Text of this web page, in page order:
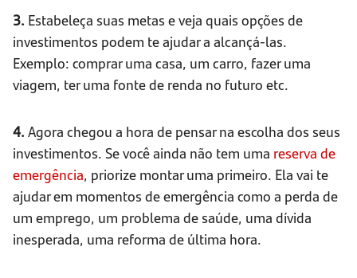
3. Estabeleça suas metas e veja quais opções de
investimentos podem te ajudar a alcançá-las.
Exemplo: comprar uma casa, um carro, fazer uma
viagem, ter uma fonte de renda no futuro etc.
4. Agora chegou a hora de pensar na escolha dos seus
investimentos. Se você ainda não tem uma reserva de
emergência, priorize montar uma primeiro. Ela vai te
ajudar em momentos de emergência como a perda de
um emprego, um problema de saúde, uma dívida
inesperada, uma reforma de última hora.